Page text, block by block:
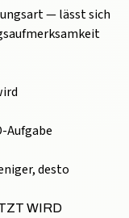
— lässt sich
Aufgabe
desto
WIRD